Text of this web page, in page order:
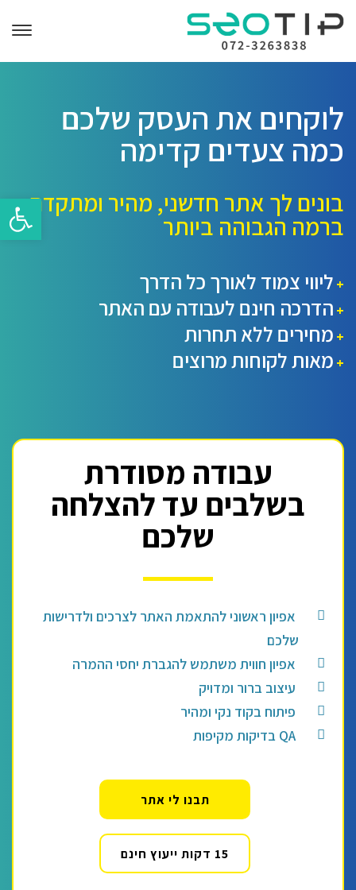
פתח
לוקחים את העסק שלכם
כמה צעדים קדימה
בונים לך אתר חדשני, מהיר ומתקדם
ברמה הגבוהה ביותר
+ ליווי צמוד לאורך כל הדרך
+ הדרכה חינם לעבודה עם האתר
+ מחירים ללא תחרות
+ מאות לקוחות מרוצים
עבודה מסודרת
בשלבים עד להצלחה
שלכם
אפיון ראשוני להתאמת האתר לצרכים ולדרישות
שלכם
אפיון חווית משתמש להגברת יחסי ההמרה
עיצוב ברור ומדויק
פיתוח בקוד נקי ומהיר
QA בדיקות מקיפות
תבנו לי אתר
15 דקות ייעוץ חינם